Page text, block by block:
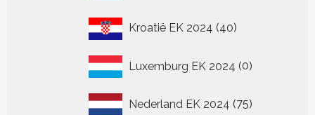
Kroatië EK 2024 4040
Luxemburg EK 2024 00
Nederland EK 2024 7575